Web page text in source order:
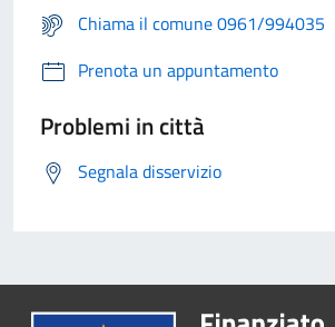
Chiama il comune 0961/994035
Prenota un appuntamento
Problemi in città
Segnala disservizio